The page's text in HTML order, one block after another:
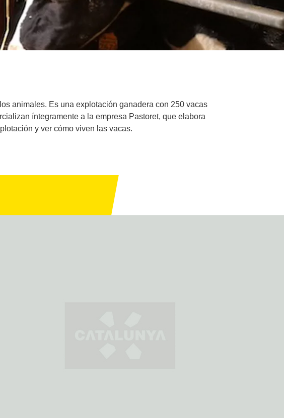
animales. Es una explotación ganadera con 250 vacas
íntegramente a la empresa Pastoret, que elabora
y ver cómo viven las vacas.